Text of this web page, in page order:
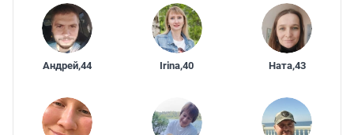
Андрей,44 Irina,40 Ната,43